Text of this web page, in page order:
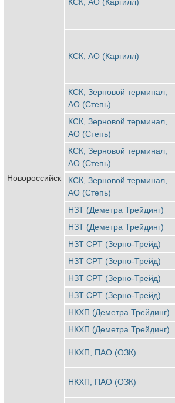
Новороссийск
КСК, АО (Каргилл)
КСК, Зерновой терминал,
АО (Степь)
КСК, Зерновой терминал,
АО (Степь)
КСК, Зерновой терминал,
АО (Степь)
КСК, Зерновой терминал,
АО (Степь)
НЗТ (Деметра Трейдинг)
НЗТ (Деметра Трейдинг)
НЗТ CPT (Зерно-Трейд)
НЗТ CPT (Зерно-Трейд)
НЗТ CPT (Зерно-Трейд)
НЗТ CPT (Зерно-Трейд)
НКХП (Деметра Трейдинг)
НКХП (Деметра Трейдинг)
НКХП, ПАО (ОЗК)
НКХП, ПАО (ОЗК)